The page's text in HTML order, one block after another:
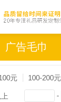
广告毛巾
元 100-200元
-